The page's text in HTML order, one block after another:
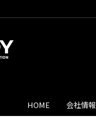
HOME 会社情報